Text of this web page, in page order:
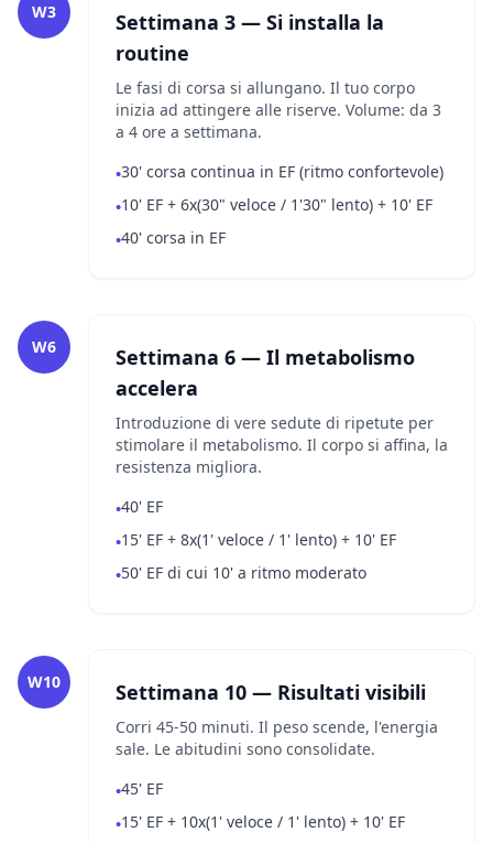
W3
Settimana 3 — Si installa la
routine
Le fasi di corsa si allungano. Il tuo corpo
inizia ad attingere alle riserve. Volume: da 3
a 4 ore a settimana.
•30' corsa continua in EF (ritmo confortevole)
•10' EF + 6x(30" veloce / 1'30" lento) + 10' EF
•40' corsa in EF
W6
Settimana 6 — Il metabolismo
accelera
Introduzione di vere sedute di ripetute per
stimolare il metabolismo. Il corpo si affina, la
resistenza migliora.
•40' EF
•15' EF + 8x(1' veloce / 1' lento) + 10' EF
•50' EF di cui 10' a ritmo moderato
W10 Settimana 10 — Risultati visibili
Corri 45-50 minuti. Il peso scende, l'energia
sale. Le abitudini sono consolidate.
•45' EF
•15' EF + 10x(1' veloce / 1' lento) + 10' EF